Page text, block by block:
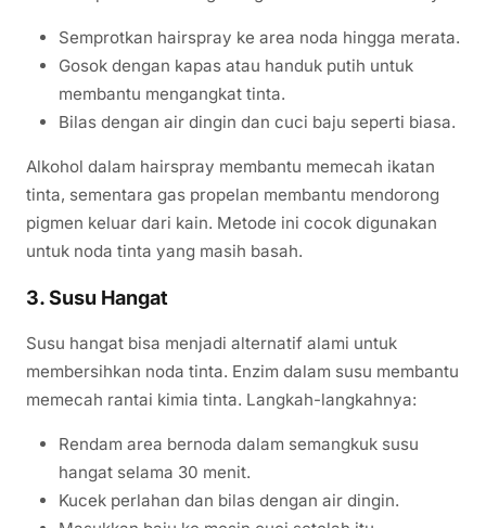
Semprotkan hairspray ke area noda hingga merata.
Gosok dengan kapas atau handuk putih untuk
membantu mengangkat tinta.
Bilas dengan air dingin dan cuci baju seperti biasa.
Alkohol dalam hairspray membantu memecah ikatan
tinta, sementara gas propelan membantu mendorong
pigmen keluar dari kain. Metode ini cocok digunakan
untuk noda tinta yang masih basah.
3. Susu Hangat
Susu hangat bisa menjadi alternatif alami untuk
membersihkan noda tinta. Enzim dalam susu membantu
memecah rantai kimia tinta. Langkah-langkahnya:
Rendam area bernoda dalam semangkuk susu
hangat selama 30 menit.
Kucek perlahan dan bilas dengan air dingin.